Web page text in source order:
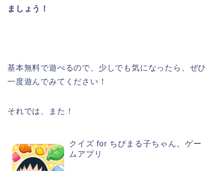
ましょう！
基本無料で遊べるので、少しでも気になったら、ぜひ
一度遊んでみてください！
それでは、また！
クイズ for ちびまる子ちゃん。ゲー
ムアプリ